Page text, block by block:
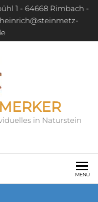
1 - 64668 Rimbach -
heinrich@steinmetz-
in Naturstein
MENÜ